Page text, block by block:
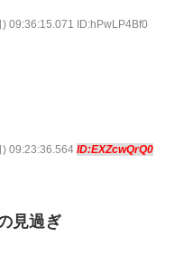
09:36:15.071 ID:hPwLP4Bf0
09:23:36.564 ID:EXZcwQrQ0
見過ぎ